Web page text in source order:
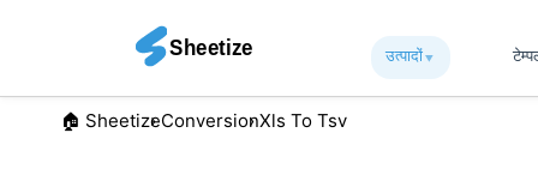
उत्पादों▾︎
🏠︎ SheetizeConversionXls To Tsv